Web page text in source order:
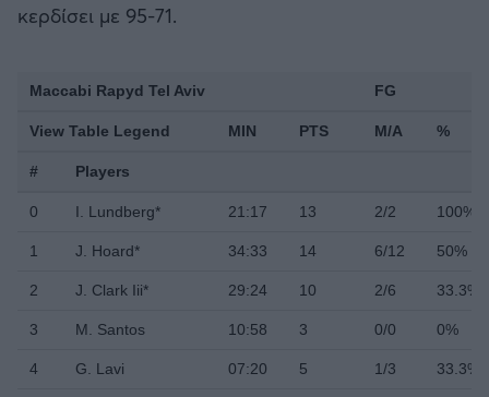
κερδίσει με 95-71.
Maccabi Rapyd Tel Aviv FG
View Table Legend MIN PTS M/A %
# Players
0 I. Lundberg* 21:17 13 2/2 100%
1 J. Hoard* 34:33 14 6/12 50%
2 J. Clark Iii* 29:24 10 2/6 33.3%
3 M. Santos 10:58 3 0/0 0%
4 G. Lavi 07:20 5 1/3 33.3%